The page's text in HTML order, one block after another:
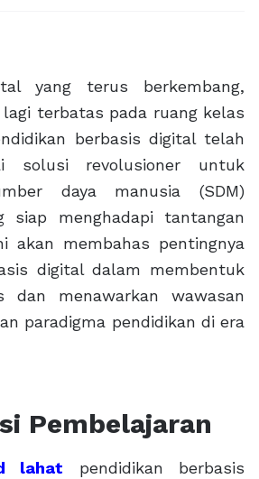
yang terus berkembang,
terbatas pada ruang kelas
berbasis digital telah
solusi revolusioner untuk
daya manusia (SDM)
siap menghadapi tantangan
akan membahas pentingnya
digital dalam membentuk
dan menawarkan wawasan
paradigma pendidikan di era
Pembelajaran
lahat pendidikan berbasis